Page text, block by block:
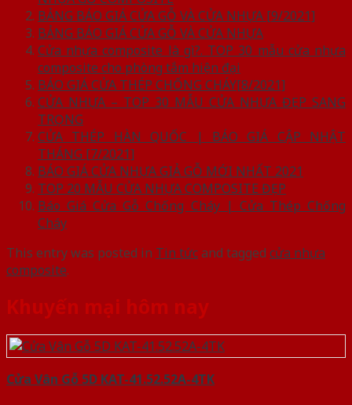
BẢNG BÁO GIÁ CỬA GỖ VÀ CỬA NHỰA [9/2021]
BẢNG BÁO GIÁ CỬA GỖ VÀ CỬA NHỰA
Cửa nhựa composite là gì?. TOP 30 mẫu cửa nhựa
composite cho phòng tắm hiện đại
BÁO GIÁ CỬA THÉP CHỐNG CHÁY[8/2021]
CỬA NHỰA – TOP 30 MẪU CỬA NHỰA ĐẸP SANG
TRỌNG
CỬA THÉP HÀN QUỐC | BÁO GIÁ CẬP NHẬT
THÁNG [7/2021]
BÁO GIÁ CỬA NHỰA GIẢ GỖ MỚI NHẤT 2021
TOP 20 MẪU CỬA NHỰA COMPOSITE ĐẸP
Báo Giá Cửa Gỗ Chống Cháy | Cửa Thép Chống
Cháy
This entry was posted in Tin tứcand tagged cửa nhựa
composite.
Khuyến mại hôm nay
Cửa Vân Gỗ 5D KAT-41.52.52A-4TK